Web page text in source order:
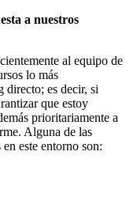
a nuestros
al equipo de
lo más
directo; es decir, si
que estoy
prioritariamente a
Alguna de las
este entorno son: